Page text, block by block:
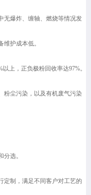
无爆炸、缠轴、燃烧等情况发
护成本低。
上，正负极粉回收率达97%。
粉尘污染，以及有机废气污染
选。
定制，满足不同客户对工艺的